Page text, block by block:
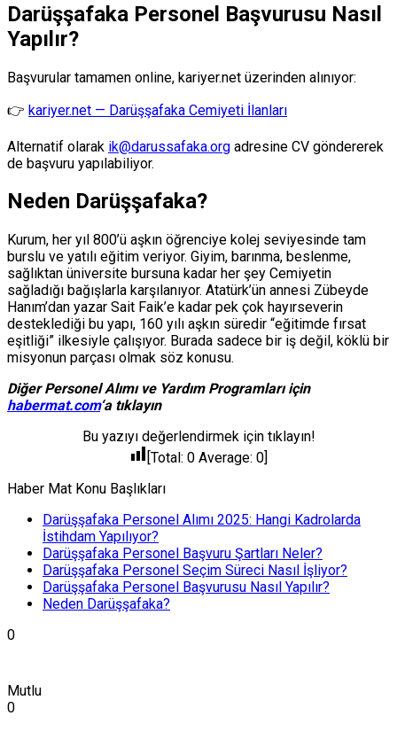
Darüşşafaka Personel Başvurusu Nasıl
Yapılır?
Başvurular tamamen online, kariyer.net üzerinden alınıyor:
👉 kariyer.net — Darüşşafaka Cemiyeti İlanları
Alternatif olarak ik@darussafaka.org adresine CV göndererek
de başvuru yapılabiliyor.
Neden Darüşşafaka?
Kurum, her yıl 800’ü aşkın öğrenciye kolej seviyesinde tam
burslu ve yatılı eğitim veriyor. Giyim, barınma, beslenme,
sağlıktan üniversite bursuna kadar her şey Cemiyetin
sağladığı bağışlarla karşılanıyor. Atatürk’ün annesi Zübeyde
Hanım’dan yazar Sait Faik’e kadar pek çok hayırseverin
desteklediği bu yapı, 160 yılı aşkın süredir “eğitimde fırsat
eşitliği” ilkesiyle çalışıyor. Burada sadece bir iş değil, köklü bir
misyonun parçası olmak söz konusu.
Diğer Personel Alımı ve Yardım Programları için
habermat.com‘a tıklayın
Bu yazıyı değerlendirmek için tıklayın!
[Total: 0 Average: 0
Haber Mat Konu Başlıkları
Darüşşafaka Personel Alımı 2025: Hangi Kadrolarda
İstihdam Yapılıyor?
Darüşşafaka Personel Başvuru Şartları Neler?
Darüşşafaka Personel Seçim Süreci Nasıl İşliyor?
Darüşşafaka Personel Başvurusu Nasıl Yapılır?
Neden Darüşşafaka?
0
Mutlu
0